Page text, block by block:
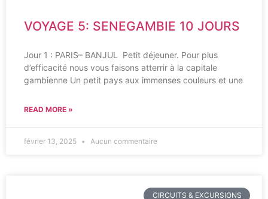
VOYAGE 5: SENEGAMBIE 10 JOURS
Jour 1 : PARIS– BANJUL Petit déjeuner. Pour plus
d’efficacité nous vous faisons atterrir à la capitale
gambienne Un petit pays aux immenses couleurs et une
READ MORE »
février 13, 2025 Aucun commentaire
CIRCUITS & EXCURSIONS